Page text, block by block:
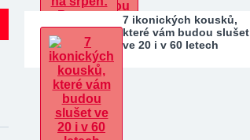
7 ikonických kousků,
které vám budou slušet
ve 20 i v 60 letech